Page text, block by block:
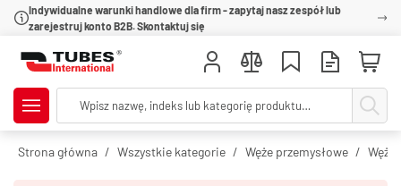
Indywidualne warunki handlowe dla firm - zapytaj nasz zespół lub
zarejestruj konto B2B. Skontaktuj się
Strona główna Wszystkie kategorie Węże przemysłowe